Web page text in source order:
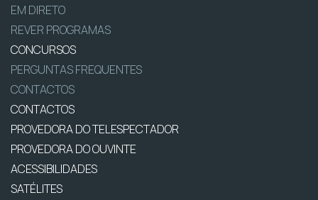
EM DIRETO
REVER PROGRAMAS
CONCURSOS
PERGUNTAS FREQUENTES
CONTACTOS
CONTACTOS
PROVEDORA DO TELESPECTADOR
PROVEDORA DO OUVINTE
ACESSIBILIDADES
SATÉLITES